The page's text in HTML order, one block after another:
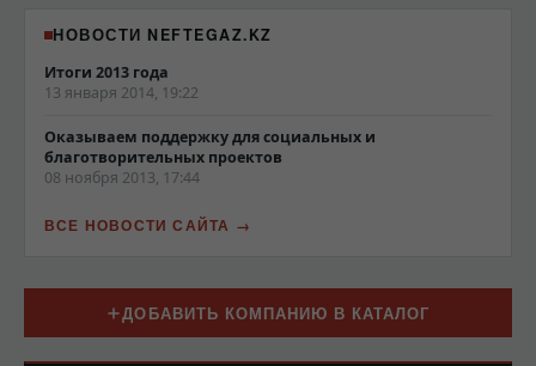
ДОБАВИТЬ КОМПАНИЮ В КАТАЛОГ
НОВОСТИ NEFTEGAZ.KZ
Итоги 2013 года
13 января 2014, 19:22
Оказываем поддержку для социальных и
благотворительных проектов
08 ноября 2013, 17:44
ВСЕ НОВОСТИ САЙТА